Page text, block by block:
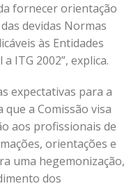
fornecer orientação
devidas Normas
às Entidades
ITG 2002”, explica.
expectativas para a
a Comissão visa
aos profissionais de
orientações e
uma hegemonização,
dos